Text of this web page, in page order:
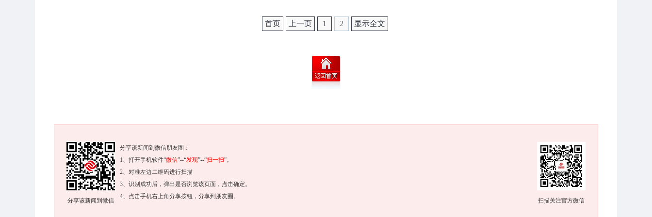
首页 上一页 1 2 显示全文
扫描关注官方微信
分享该新闻到微信
分享该新闻到微信朋友圈：
1、打开手机软件“微信”--“发现”--“扫一扫”。
2、对准左边二维码进行扫描
3、识别成功后，弹出是否浏览该页面，点击确定。
4、点击手机右上角分享按钮，分享到朋友圈。